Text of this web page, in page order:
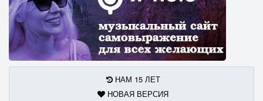
НАМ 15 ЛЕТ
НОВАЯ ВЕРСИЯ